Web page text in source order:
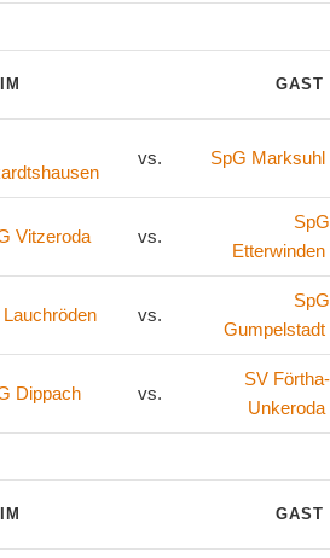
GAST
vs. SpG Marksuhl
Vitzeroda vs.
SpG
Etterwinden
Lauchröden vs.
SpG
Gumpelstadt
Dippach vs.
SV Förtha-
Unkeroda
GAST